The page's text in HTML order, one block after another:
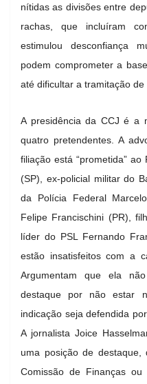
nítidas as divisões entre
rachas, que incluíram
estimulou desconfiança
podem comprometer a
até dificultar a tramitação
A presidência da CCJ é a
quatro pretendentes. A
filiação está “prometida”
(SP), ex-policial militar do
da Polícia Federal
Felipe Francischini (PR),
líder do PSL Fernando
estão insatisfeitos com a
Argumentam que ela
destaque por não estar
indicação seja defendida
A jornalista Joice
uma posição de
Comissão de Finanças